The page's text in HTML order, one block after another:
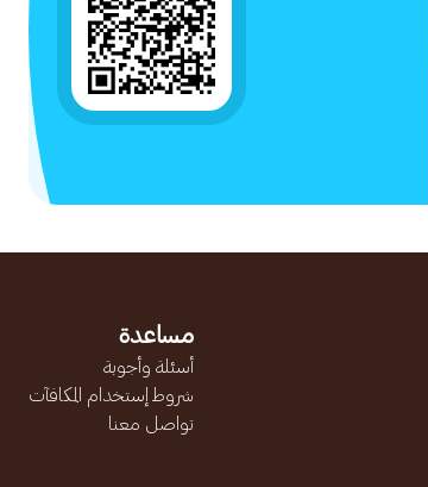
مساعدة
أسئلة وأجوبة
شروط إستخدام المكافآت
تواصل معنا